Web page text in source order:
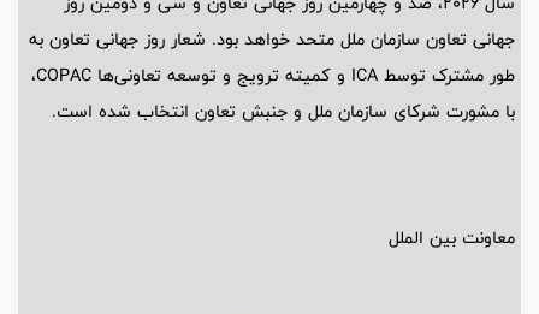
جهانی تعاون سازمان ملل متحد خواهد بود. شعار روز جهانی تعاون به
طور مشترک توسط ICA و کمیته ترویج و توسعه تعاونی‌ها COPAC،
با مشورت شرکای سازمان ملل و جنبش تعاون انتخاب شده است.
معاونت بین الملل